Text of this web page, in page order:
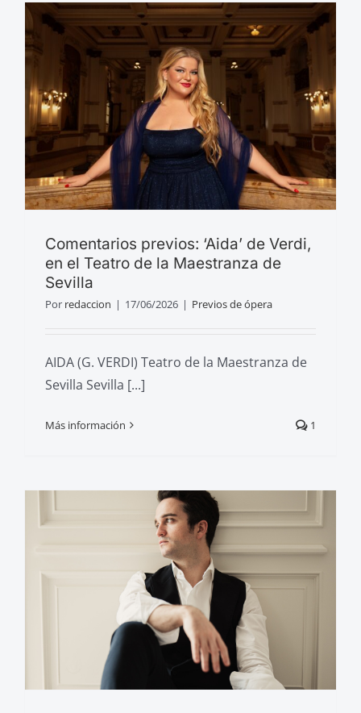
Comentarios previos: ‘Aida’ de Verdi,
en el Teatro de la Maestranza de
Sevilla
Por redaccion | 17/06/2026 | Previos de ópera
AIDA (G. VERDI) Teatro de la Maestranza de
Sevilla Sevilla [...]
Más información 1